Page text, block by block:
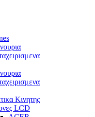
Κινητης
LCD